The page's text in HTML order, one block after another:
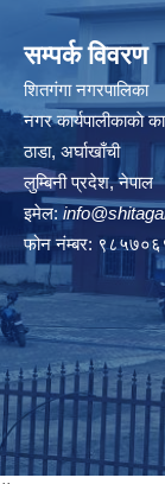
सम्पर्क विवरण
शितगंगा नगरपालिका
नगर कार्यपालीकाकाे
ठाडा, अर्घाखाँची
लुम्बिनी प्रदेश, नेपाल
इमेल:
फोन नंम्बर: